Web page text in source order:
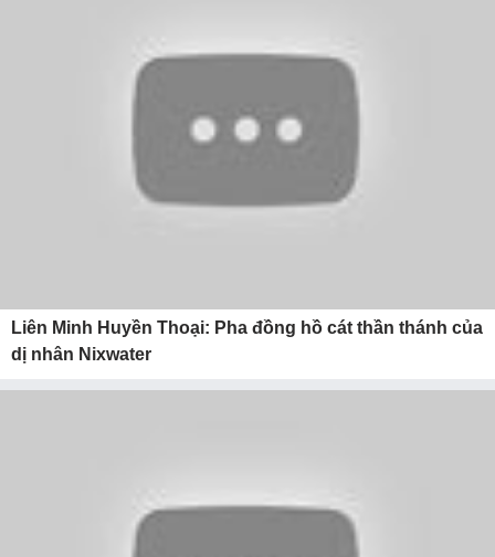
Liên Minh Huyền Thoại: Pha đồng hồ cát thần thánh của
dị nhân Nixwater